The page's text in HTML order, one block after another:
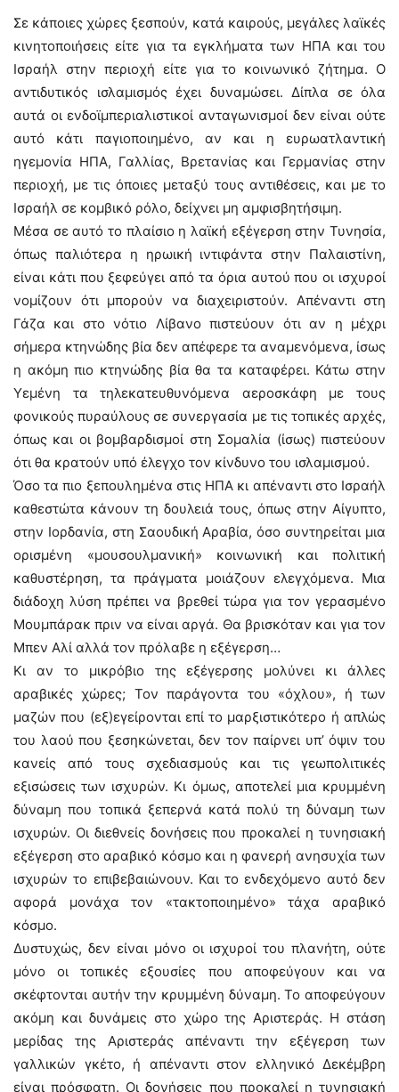
Σε κάποιες χώρες ξεσπούν, κατά καιρούς, μεγάλες λαϊκές
κινητοποιήσεις είτε για τα εγκλήματα των ΗΠΑ και του
Ισραήλ στην περιοχή είτε για το κοινωνικό ζήτημα. Ο
αντιδυτικός ισλαμισμός έχει δυναμώσει. Δίπλα σε όλα
αυτά οι ενδοϊμπεριαλιστικοί ανταγωνισμοί δεν είναι ούτε
αυτό κάτι παγιοποιημένο, αν και η ευρωατλαντική
ηγεμονία ΗΠΑ, Γαλλίας, Βρετανίας και Γερμανίας στην
περιοχή, με τις όποιες μεταξύ τους αντιθέσεις, και με το
Ισραήλ σε κομβικό ρόλο, δείχνει μη αμφισβητήσιμη.
Μέσα σε αυτό το πλαίσιο η λαϊκή εξέγερση στην Τυνησία,
όπως παλιότερα η ηρωική ιντιφάντα στην Παλαιστίνη,
είναι κάτι που ξεφεύγει από τα όρια αυτού που οι ισχυροί
νομίζουν ότι μπορούν να διαχειριστούν. Απέναντι στη
Γάζα και στο νότιο Λίβανο πιστεύουν ότι αν η μέχρι
σήμερα κτηνώδης βία δεν απέφερε τα αναμενόμενα, ίσως
η ακόμη πιο κτηνώδης βία θα τα καταφέρει. Κάτω στην
Υεμένη τα τηλεκατευθυνόμενα αεροσκάφη με τους
φονικούς πυραύλους σε συνεργασία με τις τοπικές αρχές,
όπως και οι βομβαρδισμοί στη Σομαλία (ίσως) πιστεύουν
ότι θα κρατούν υπό έλεγχο τον κίνδυνο του ισλαμισμού.
Όσο τα πιο ξεπουλημένα στις ΗΠΑ κι απέναντι στο Ισραήλ
καθεστώτα κάνουν τη δουλειά τους, όπως στην Αίγυπτο,
στην Ιορδανία, στη Σαουδική Αραβία, όσο συντηρείται μια
ορισμένη «μουσουλμανική» κοινωνική και πολιτική
καθυστέρηση, τα πράγματα μοιάζουν ελεγχόμενα. Μια
διάδοχη λύση πρέπει να βρεθεί τώρα για τον γερασμένο
Μουμπάρακ πριν να είναι αργά. Θα βρισκόταν και για τον
Μπεν Αλί αλλά τον πρόλαβε η εξέγερση…
Κι αν το μικρόβιο της εξέγερσης μολύνει κι άλλες
αραβικές χώρες; Τον παράγοντα του «όχλου», ή των
μαζών που (εξ)εγείρονται επί το μαρξιστικότερο ή απλώς
του λαού που ξεσηκώνεται, δεν τον παίρνει υπ’ όψιν του
κανείς από τους σχεδιασμούς και τις γεωπολιτικές
εξισώσεις των ισχυρών. Κι όμως, αποτελεί μια κρυμμένη
δύναμη που τοπικά ξεπερνά κατά πολύ τη δύναμη των
ισχυρών. Οι διεθνείς δονήσεις που προκαλεί η τυνησιακή
εξέγερση στο αραβικό κόσμο και η φανερή ανησυχία των
ισχυρών το επιβεβαιώνουν. Και το ενδεχόμενο αυτό δεν
αφορά μονάχα τον «τακτοποιημένο» τάχα αραβικό
κόσμο.
Δυστυχώς, δεν είναι μόνο οι ισχυροί του πλανήτη, ούτε
μόνο οι τοπικές εξουσίες που αποφεύγουν και να
σκέφτονται αυτήν την κρυμμένη δύναμη. Το αποφεύγουν
ακόμη και δυνάμεις στο χώρο της Αριστεράς. Η στάση
μερίδας της Αριστεράς απέναντι την εξέγερση των
γαλλικών γκέτο, ή απέναντι στον ελληνικό Δεκέμβρη
είναι πρόσφατη. Οι δονήσεις που προκαλεί η τυνησιακή